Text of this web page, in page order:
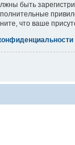
быть
что ваше